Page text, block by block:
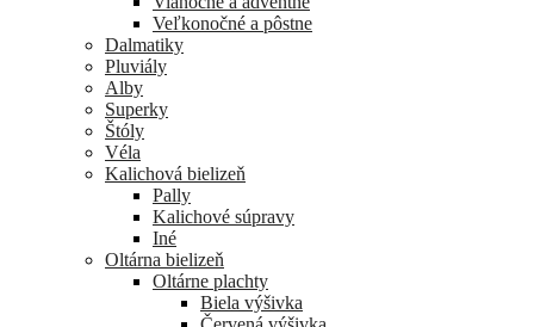
Veľkonočné a pôstne
Dalmatiky
Pluviály
Alby
Superky
Štóly
Véla
Kalichová bielizeň
Pally
Kalichové súpravy
Iné
Oltárna bielizeň
Oltárne plachty
Biela výšivka